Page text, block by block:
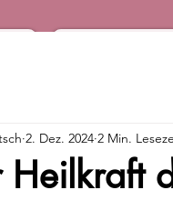
Heilkraft
2. Dez. 2024 2 Min.